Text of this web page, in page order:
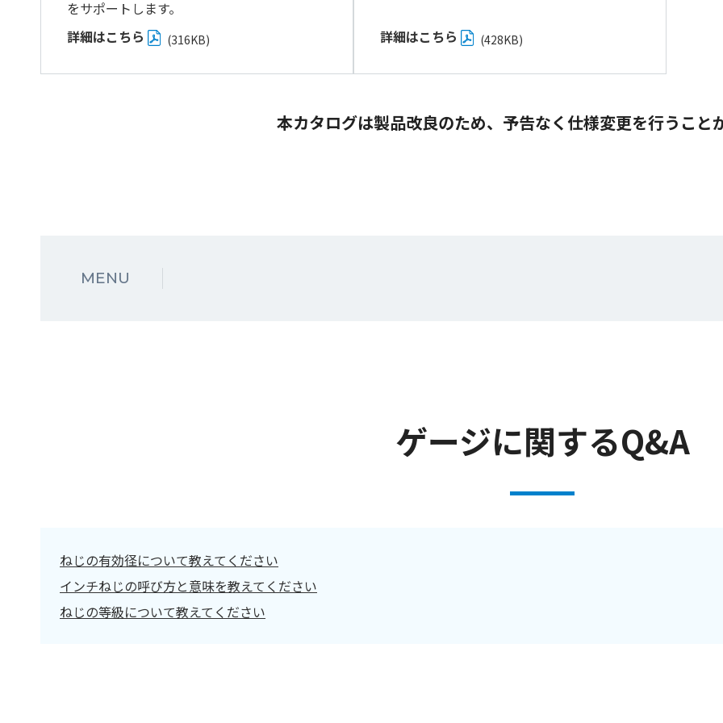
をサポートします。
詳細はこちら
(316KB) 詳細はこちら (428KB)
本カタログは製品改良のため、予告なく仕様変更を行うこと
MENU
ゲージに関するQ&A
ねじの有効径について教えてください
インチねじの呼び方と意味を教えてください
ねじの等級について教えてください